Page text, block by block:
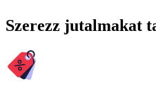
Szerezz jutalmakat